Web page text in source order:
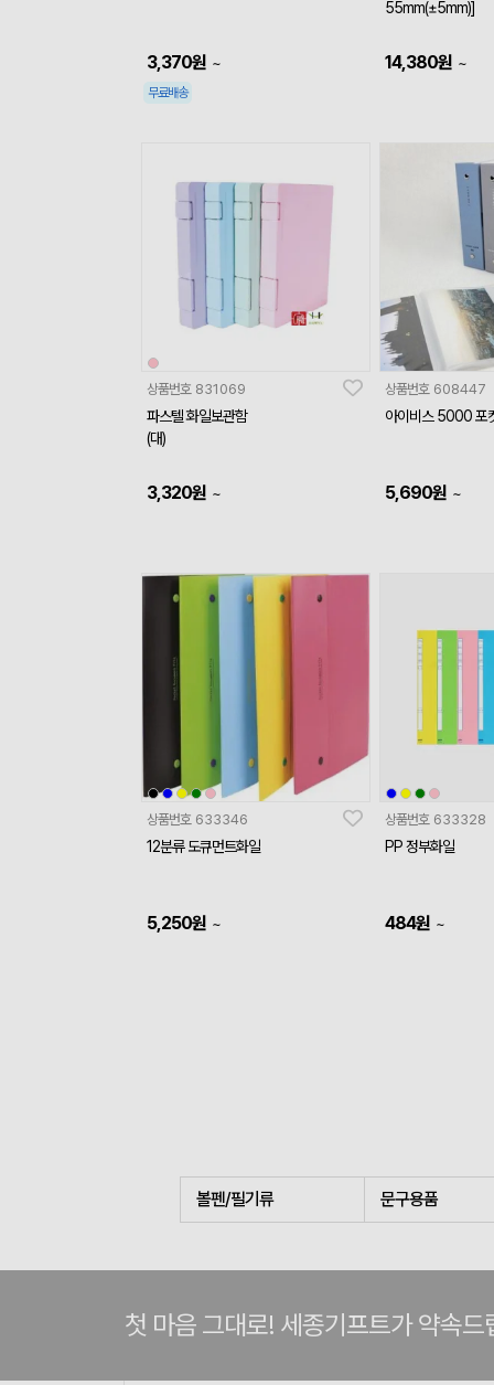
3,370원 ~
무료배송
55mm(±5mm)]
14,380원 ~
상품번호 831069
파스텔 화일보관함
(대)
3,320원 ~
상품번호 608447
아이비스 5000 포
5,690원 ~
상품번호 633346
12분류 도큐먼트화일
5,250원 ~
상품번호 633328
PP 정부화일
484원 ~
볼펜/필기류 문구용품
첫 마음 그대로! 세종기프트가 약속드